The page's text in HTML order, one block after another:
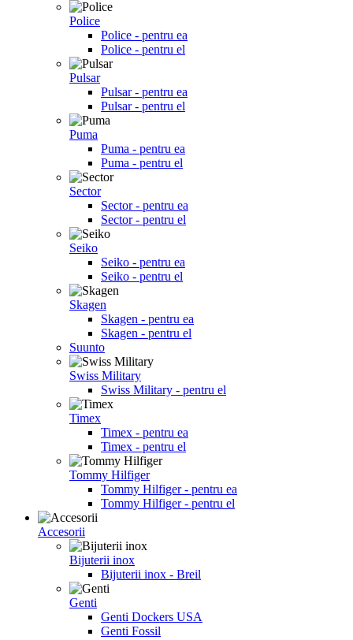
Police
Police - pentru ea
Police - pentru el
Pulsar
Pulsar - pentru ea
Pulsar - pentru el
Puma
Puma - pentru ea
Puma - pentru el
Sector
Sector - pentru ea
Sector - pentru el
Seiko
Seiko - pentru ea
Seiko - pentru el
Skagen
Skagen - pentru ea
Skagen - pentru el
Suunto
Swiss Military
Swiss Military - pentru el
Timex
Timex - pentru ea
Timex - pentru el
Tommy Hilfiger
Tommy Hilfiger - pentru ea
Tommy Hilfiger - pentru el
Accesorii
Bijuterii inox
Bijuterii inox - Breil
Genti
Genti Dockers USA
Genti Fossil